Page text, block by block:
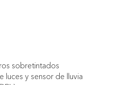
sobretintados
luces y sensor de lluvia